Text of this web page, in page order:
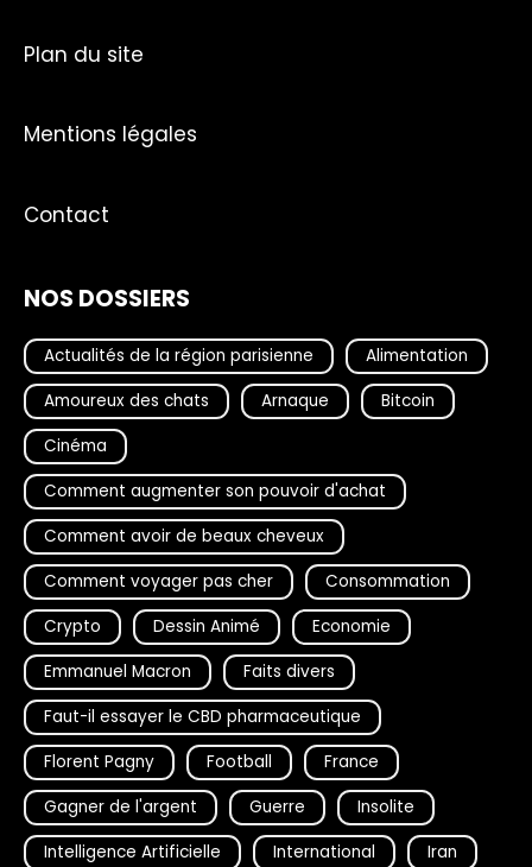
Plan du site
Mentions légales
Contact
NOS DOSSIERS
Actualités de la région parisienne
Alimentation
Amoureux des chats
Arnaque
Bitcoin
Cinéma
Comment augmenter son pouvoir d'achat
Comment avoir de beaux cheveux
Comment voyager pas cher
Consommation
Crypto
Dessin Animé
Economie
Emmanuel Macron
Faits divers
Faut-il essayer le CBD pharmaceutique
Florent Pagny
Football
France
Gagner de l'argent
Guerre
Insolite
Intelligence Artificielle
International Iran